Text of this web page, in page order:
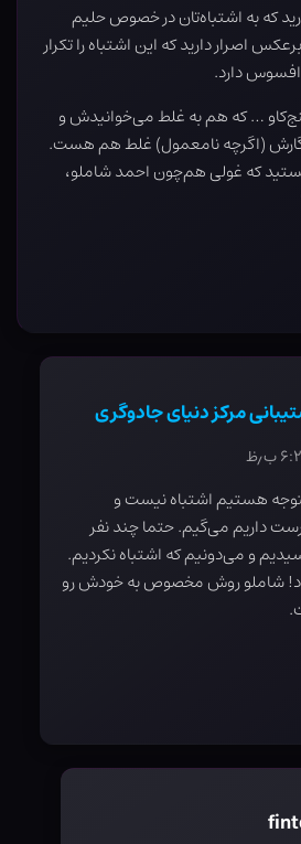
که به اشتباه‌تان در خصوص حلیم
اصرار دارید که این اشتباه را تکرار
دارد.
… که هم به غلط می‌خوانیدش و
نگارش (اگرچه نامعمول) غلط هم هست.
که غولی هم‌چون احمد شاملو،
مرکز دنیای جادوگری
هستیم اشتباه نیست و
داریم می‌گیم. حتما چند نفر
و می‌دونیم که اشتباه نکردیم.
شاملو روش مخصوص به خودش رو